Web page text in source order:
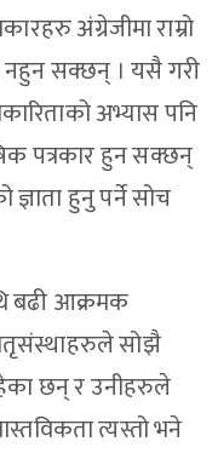
अंग्रेजीमा राम्रो
नहुन सक्छन् । यसै गरी
अभ्यास पनि
पत्रकार हुन सक्छन्
हुनु पर्ने सोच
बढी आक्रमक
सोझै
छन् र उनीहरुले
त्यस्तो भने